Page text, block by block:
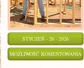
STYCZEŃ - 26 - 2026
MOŻLIWOŚĆ KOMENTOWANIA